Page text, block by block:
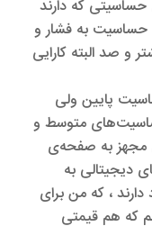
حساسیتی که دارند
حساسیت به فشار و
و صد البته کارایی
پایین ولی
متوسط و
مجهز به صفحه‌ی
دیجیتالی به
، که من برای
که هم قیمتی